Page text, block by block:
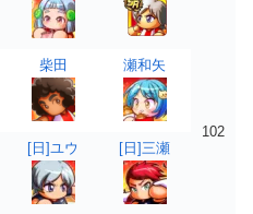
102
柴田 瀬和矢
[日]ユウ [日]三瀬